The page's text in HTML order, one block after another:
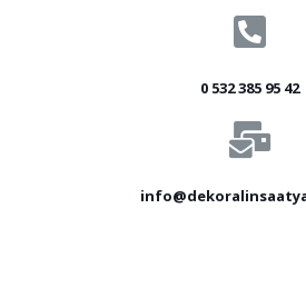
0 532 385 95 42